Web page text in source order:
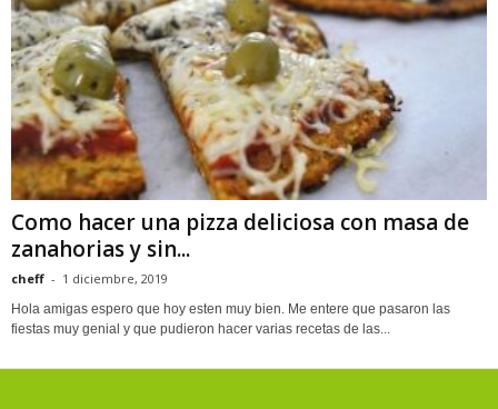
Como hacer una pizza deliciosa con masa de
zanahorias y sin...
cheff - 1 diciembre, 2019
Hola amigas espero que hoy esten muy bien. Me entere que pasaron las
fiestas muy genial y que pudieron hacer varias recetas de las...